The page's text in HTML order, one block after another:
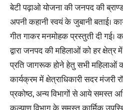
बेटी पढ़ाओ योजना की जनपद की ब्राण्ड
अपनी कहानी स्वयं के जुबानी बताई।
गीत गाकर मनमोहक प्रस्तुती दी गई।
द्वारा जनपद की महिलाओं को हर
प्रति जागरूक होने हेतु सभी महिलाओं
कार्यक्रम में क्षेत्राधिकारी सदर मंजरी
प्रकोष्ठ, अन्य विभागों से आये समस्त